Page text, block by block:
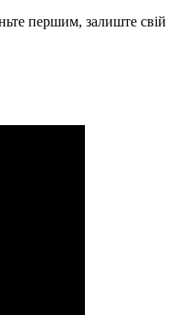
першим, залиште свій